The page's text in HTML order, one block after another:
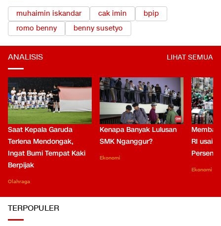
muhaimin iskandar cak imin
bpip
romo benny
benny susetyo
ANALISIS LIHAT SEMUA
Saat Kepala Garuda
Terlena Mendongak,
Ingat Bumi Tempat Kaki
Berpijak
Olahraga
Kenapa Banyak Lulusan
SMK Nganggur?
Ekonomi
RI usai
Persen
Ekonomi
TERPOPULER